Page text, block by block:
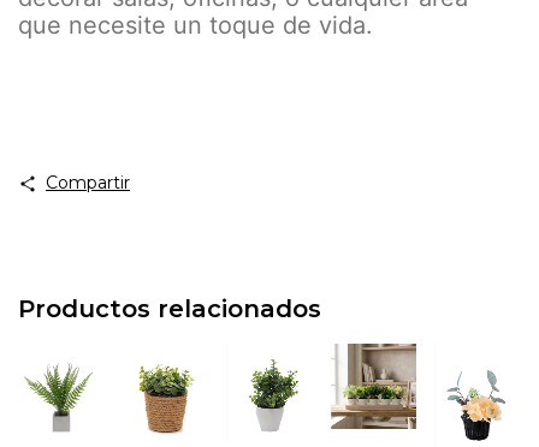
que necesite un toque de vida.
Compartir
Productos relacionados